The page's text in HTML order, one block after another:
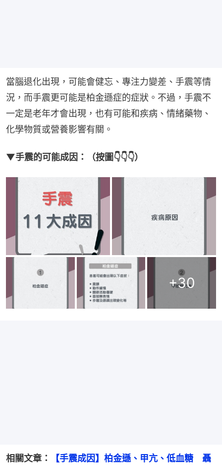
當腦退化出現，可能會健忘、專注力變差、手震等情
況，而手震更可能是柏金遜症的症狀。不過，手震不
一定是老年才會出現，也有可能和疾病、情緒藥物、
化學物質或營養影響有關。
▼手震的可能成因：（按圖👇👇👇）
+30
相關文章： 【手震成因】柏金遜、甲亢、低血糖　聶